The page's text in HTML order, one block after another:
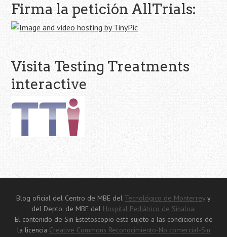
Firma la petición AllTrials:
Visita Testing Treatments
interactive
Blog oficial del Centro de MBE del Tecnológico de Monterrey y
del Depto. de MBE del Hospital Pediátrico de Sinaloa.
El contenido de Sin Estetoscopio está sujeto a las condiciones de
la licencia Creative Commons Reconocimiento-No comercial-Sin